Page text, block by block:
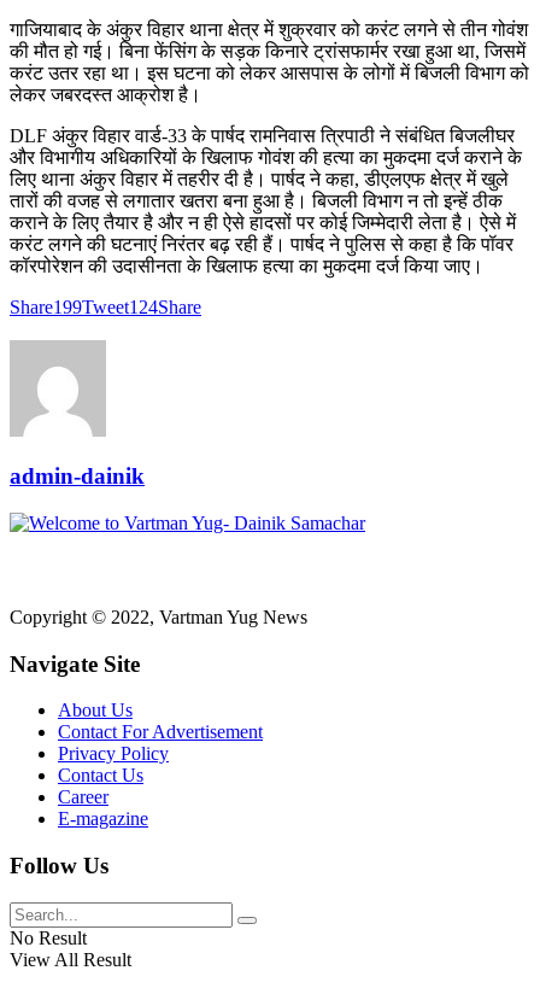
गाजियाबाद के अंकुर विहार थाना क्षेत्र में शुक्रवार को करंट लगने से तीन गोवंश
की मौत हो गई। बिना फेंसिंग के सड़क किनारे ट्रांसफार्मर रखा हुआ था, जिसमें
करंट उतर रहा था। इस घटना को लेकर आसपास के लोगों में बिजली विभाग को
लेकर जबरदस्त आक्रोश है।
DLF अंकुर विहार वार्ड-33 के पार्षद रामनिवास त्रिपाठी ने संबंधित बिजलीघर
और विभागीय अधिकारियों के खिलाफ गोवंश की हत्या का मुकदमा दर्ज कराने के
लिए थाना अंकुर विहार में तहरीर दी है। पार्षद ने कहा, डीएलएफ क्षेत्र में खुले
तारों की वजह से लगातार खतरा बना हुआ है। बिजली विभाग न तो इन्हें ठीक
कराने के लिए तैयार है और न ही ऐसे हादसों पर कोई जिम्मेदारी लेता है। ऐसे में
करंट लगने की घटनाएं निरंतर बढ़ रही हैं। पार्षद ने पुलिस से कहा है कि पॉवर
कॉरपोरेशन की उदासीनता के खिलाफ हत्या का मुकदमा दर्ज किया जाए।
Share199Tweet124Share
admin-dainik
Copyright © 2022, Vartman Yug News
Navigate Site
About Us
Contact For Advertisement
Privacy Policy
Contact Us
Career
E-magazine
Follow Us
No Result
View All Result